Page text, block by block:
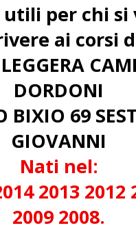
per chi si
ai corsi
LEGGERA
DORDONI
BIXIO 69
GIOVANNI
Nati nel:
2013 2012
2009 2008.